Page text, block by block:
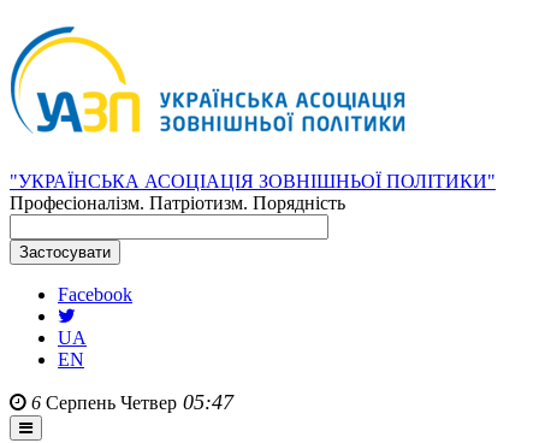
"УКРАЇНСЬКА АСОЦІАЦІЯ ЗОВНІШНЬОЇ ПОЛІТИКИ"
Професіоналізм. Патріотизм. Порядність
Facebook
UA
EN
6 Серпень Четвер 05:47